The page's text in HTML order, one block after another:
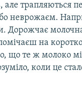
але трапляються
неврожаєм.
Дорожчає
помічаєш на
що те ж молоко
коли це